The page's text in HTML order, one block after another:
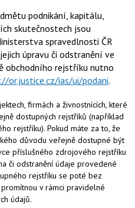
podnikání, kapitálu,
skutečnostech jsou
spravedlnosti ČR
úpravu či odstranění ve
obchodního rejstříku nutno
or.justice.cz/ias/ui/podani.
firmách a živnostnících, které
dostupných rejstříků (například
rejstříku). Pokud máte za to, že
důvodu veřejně dostupné být
příslušného zdrojového rejstříku
či odstranění údaje provedené
rejstříku se poté bez
v rámci pravidelné
údajů.